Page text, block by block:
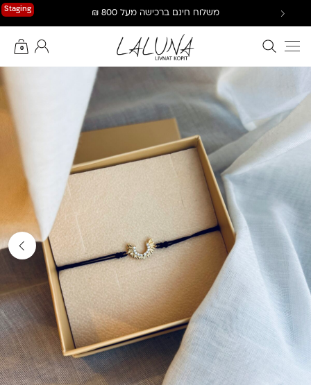
Staging משלוח חינם ברכישה מעל 800 ₪
חיפוש באתר
0
החשבון שלי